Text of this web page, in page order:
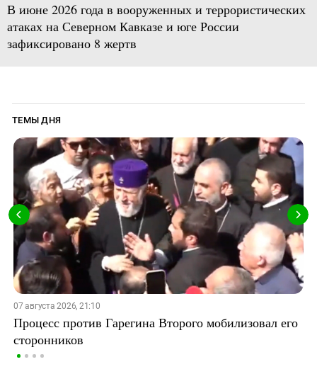
В июне 2026 года в вооруженных и террористических
атаках на Северном Кавказе и юге России
зафиксировано 8 жертв
ТЕМЫ ДНЯ
07 августа 2026, 21:10
Процесс против Гарегина Второго мобилизовал его
сторонников